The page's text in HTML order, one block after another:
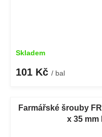
Skladem
101 Kč / bal
Farmářské šrouby
x 35 mm